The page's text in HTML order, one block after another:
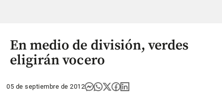
En medio de división, verdes
eligirán vocero
05 de septiembre de 2012